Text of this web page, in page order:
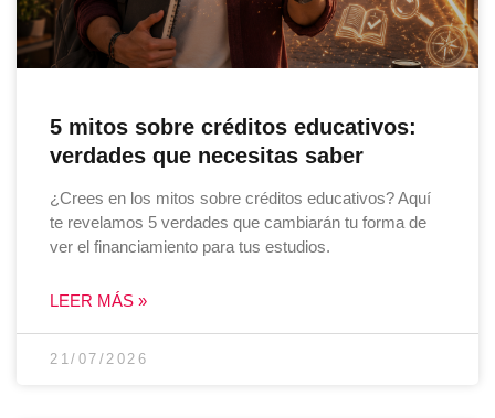
5 mitos sobre créditos educativos:
verdades que necesitas saber
¿Crees en los mitos sobre créditos educativos? Aquí
te revelamos 5 verdades que cambiarán tu forma de
ver el financiamiento para tus estudios.
LEER MÁS »
21/07/2026